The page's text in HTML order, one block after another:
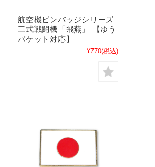
航空機ピンバッジシリーズ
三式戦闘機「飛燕」 【ゆう
パケット対応】
¥770(税込)